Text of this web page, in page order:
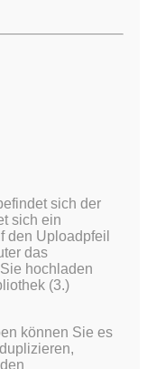
sich der
sich ein
den Uploadpfeil
das
hochladen
(3.)
können Sie es